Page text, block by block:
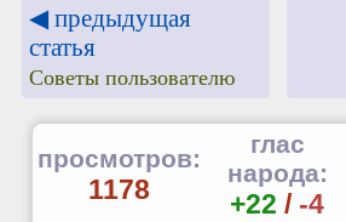
◀ предыдущая
статья
Советы пользователю
просмотров:
1178
глас
народа:
+22 / -4